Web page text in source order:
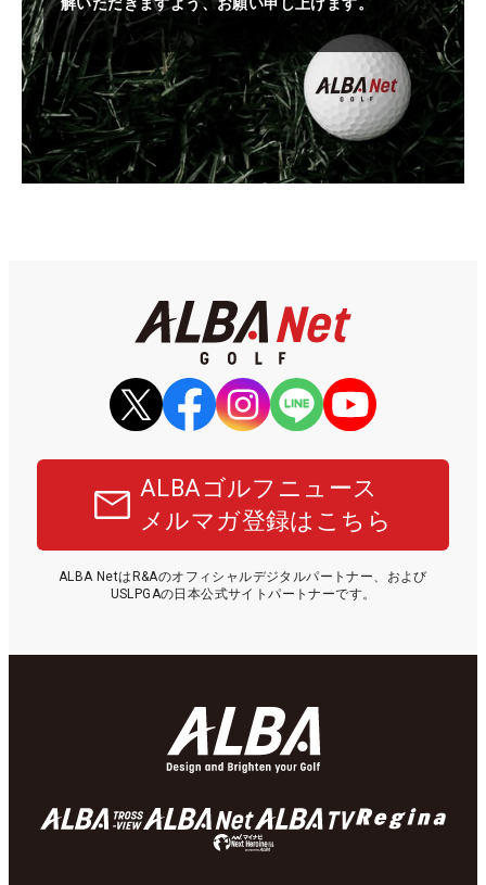
ALBAゴルフニュース
メルマガ登録はこちら
ALBA NetはR&Aのオフィシャルデジタルパートナー、および
USLPGAの日本公式サイトパートナーです。